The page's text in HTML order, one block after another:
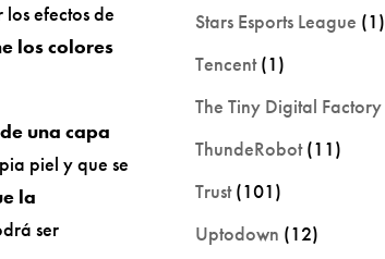
efectos de
los colores
una capa
piel y que se
la
ser
Stars Esports League (1)
Tencent(1)
The Tiny Digital Factory
ThundeRobot(11)
Trust(101)
Uptodown (12)